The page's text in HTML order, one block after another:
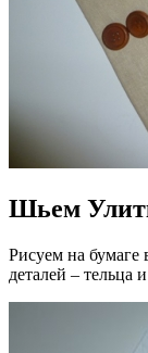
Шьем
Рисуем на бумаге
деталей – тельца